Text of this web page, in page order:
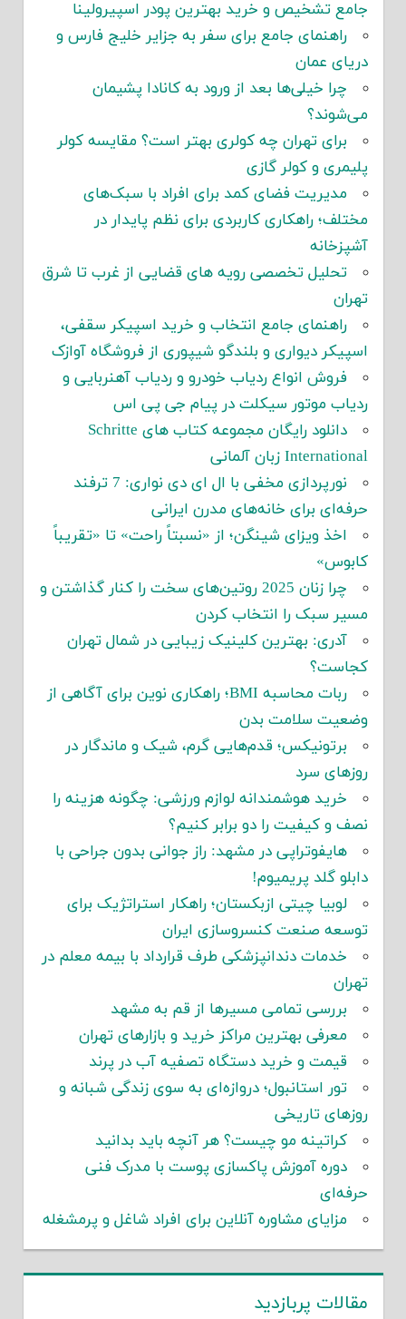
جامع تشخیص و خرید بهترین پودر اسپیرولینا
راهنمای جامع برای سفر به جزایر خلیج فارس و
دریای عمان
چرا خیلی‌ها بعد از ورود به کانادا پشیمان
می‌شوند؟
برای تهران چه کولری بهتر است؟ مقایسه کولر
پلیمری و کولر گازی
مدیریت فضای کمد برای افراد با سبک‌های
مختلف؛ راهکاری کاربردی برای نظم پایدار در
آشپزخانه
تحلیل تخصصی رویه های قضایی از غرب تا شرق
تهران
راهنمای جامع انتخاب و خرید اسپیکر سقفی،
اسپیکر دیواری و بلندگو شیپوری از فروشگاه آوازک
فروش انواع ردیاب خودرو و ردیاب آهنربایی و
ردیاب موتور سیکلت در پیام جی پی اس
دانلود رایگان مجموعه کتاب های Schritte
International زبان آلمانی
نورپردازی مخفی با ال ای دی نواری: 7 ترفند
حرفه‌ای برای خانه‌های مدرن ایرانی
اخذ ویزای شینگن؛ از «نسبتاً راحت» تا «تقریباً
کابوس»
چرا زنان 2025 روتین‌های سخت را کنار گذاشتن و
مسیر سبک را انتخاب کردن
آدری: بهترین کلینیک زیبایی در شمال تهران
کجاست؟
ربات محاسبه BMI؛ راهکاری نوین برای آگاهی از
وضعیت سلامت بدن
برتونیکس؛ قدم‌هایی گرم، شیک و ماندگار در
روزهای سرد
خرید هوشمندانه لوازم ورزشی: چگونه هزینه را
نصف و کیفیت را دو برابر کنیم؟
هایفوتراپی در مشهد: راز جوانی بدون جراحی با
دابلو گلد پریمیوم!
لوبیا چیتی ازبکستان؛ راهکار استراتژیک برای
توسعه صنعت کنسروسازی ایران
خدمات دندانپزشکی طرف قرارداد با بیمه معلم در
تهران
بررسی تمامی مسیرها از قم به مشهد
معرفی بهترین مراکز خرید و بازارهای تهران
قیمت و خرید دستگاه تصفیه آب در پرند
تور استانبول؛ دروازه‌ای به سوی زندگی شبانه و
روزهای تاریخی
کراتینه مو چیست؟ هر آنچه باید بدانید
دوره آموزش پاکسازی پوست با مدرک فنی
حرفه‌ای
مزایای مشاوره آنلاین برای افراد شاغل و پرمشغله
مقالات پربازدید